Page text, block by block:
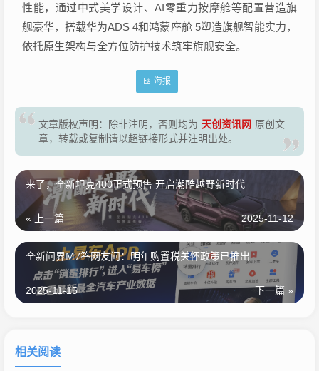
性能，通过中式美学设计、AI零重力按摩舱等配置营造旗
舰豪华，搭载华为ADS 4和鸿蒙座舱 5塑造旗舰智能实力，
依托原生架构与全方位防护技术筑牢旗舰安全。
海报
文章版权声明：除非注明，否则均为 天创资讯网 原创文
章，转载或复制请以超链接形式并注明出处。
来了，全新坦克400正式预售 开启潮酷越野新时代
« 上一篇 2025-11-12
全新问界M7答网友问：明年购置税关怀政策已推出
下一篇 »
2025-11-15
相关阅读